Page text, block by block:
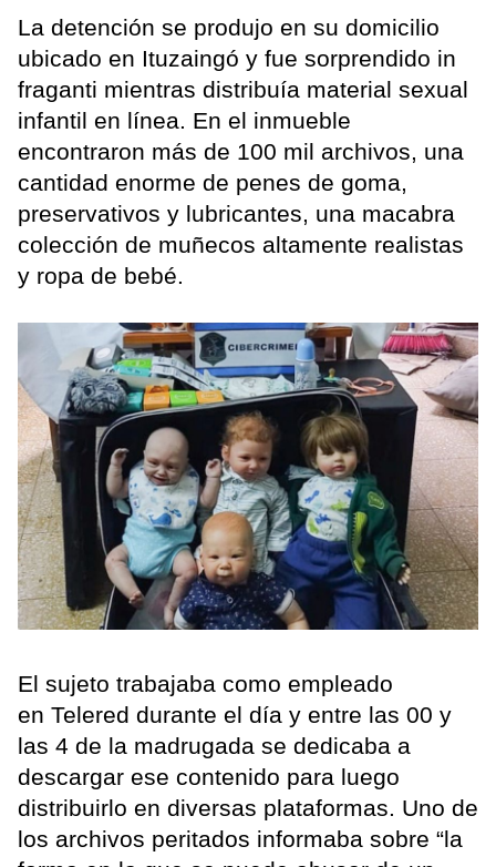
La detención se produjo en su domicilio
ubicado en Ituzaingó y fue sorprendido in
fraganti mientras distribuía material sexual
infantil en línea. En el inmueble
encontraron más de 100 mil archivos, una
cantidad enorme de penes de goma,
preservativos y lubricantes, una macabra
colección de muñecos altamente realistas
y ropa de bebé.
El sujeto trabajaba como empleado
en Telered durante el día y entre las 00 y
las 4 de la madrugada se dedicaba a
descargar ese contenido para luego
distribuirlo en diversas plataformas. Uno de
los archivos peritados informaba sobre “la